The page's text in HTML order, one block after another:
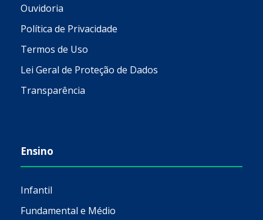
Ouvidoria
Política de Privacidade
Termos de Uso
Lei Geral de Proteção de Dados
Transparência
Ensino
Infantil
Fundamental e Médio